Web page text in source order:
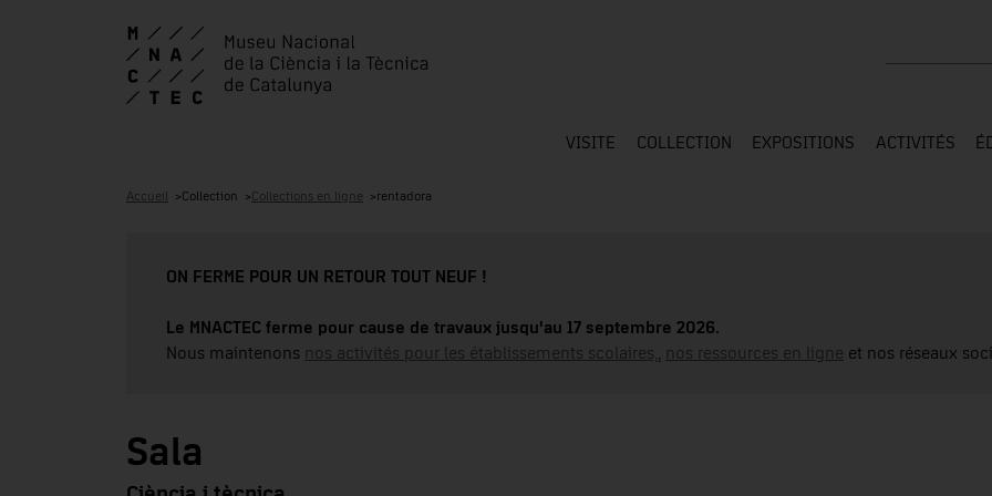
VISITE COLLECTION EXPOSITIONS ACTIVITÉS
Accueil Collection Collections en ligne rentadora
ON FERME POUR UN RETOUR TOUT NEUF !
Le MNACTEC ferme pour cause de travaux jusqu'au 17 septembre 2026.
Nous maintenons nos activités pour les établissements scolaires, nos ressources en ligne et nos réseaux
Sala